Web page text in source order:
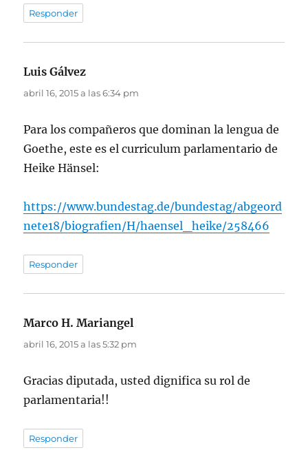
Responder
Luis Gálvez
abril 16, 2015 a las 6:34 pm
Para los compañeros que dominan la lengua de
Goethe, este es el curriculum parlamentario de
Heike Hänsel:
https://www.bundestag.de/bundestag/abgeord
nete18/biografien/H/haensel_heike/258466
Responder
Marco H. Mariangel
abril 16, 2015 a las 5:32 pm
Gracias diputada, usted dignifica su rol de
parlamentaria!!
Responder